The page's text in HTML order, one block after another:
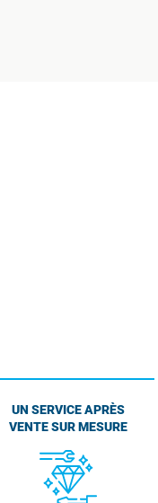
UN SERVICE APRÈS
VENTE SUR MESURE